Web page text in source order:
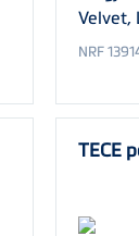
NRF
TECE